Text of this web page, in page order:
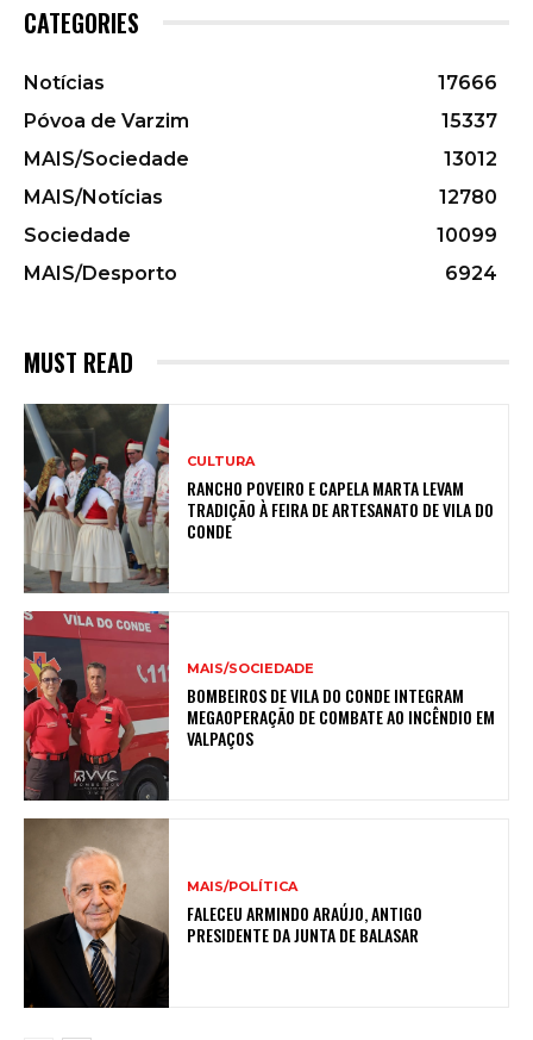
CATEGORIES
Notícias
17666
Póvoa de Varzim
15337
MAIS/Sociedade
13012
MAIS/Notícias
12780
Sociedade
10099
MAIS/Desporto
6924
MUST READ
CULTURA
RANCHO POVEIRO E CAPELA MARTA LEVAM
TRADIÇÃO À FEIRA DE ARTESANATO DE VILA DO
CONDE
MAIS/SOCIEDADE
BOMBEIROS DE VILA DO CONDE INTEGRAM
MEGAOPERAÇÃO DE COMBATE AO INCÊNDIO EM
VALPAÇOS
MAIS/POLÍTICA
FALECEU ARMINDO ARAÚJO, ANTIGO
PRESIDENTE DA JUNTA DE BALASAR